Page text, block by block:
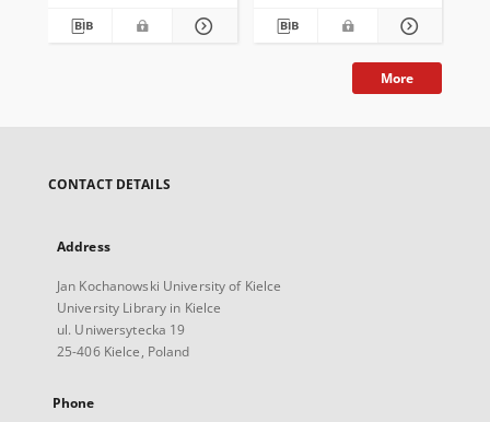
wypowiedzeniem (…)"
More
CONTACT DETAILS
Address
Jan Kochanowski University of Kielce
University Library in Kielce
ul. Uniwersytecka 19
25-406 Kielce, Poland
Phone